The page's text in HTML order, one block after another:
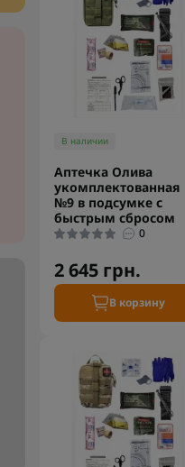
В наличии
Аптечка Олива
укомплектованная
№9 в подсумке с
быстрым сбросом
0
2 645 грн.
В корзину